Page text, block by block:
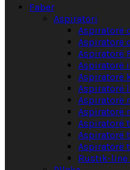
Faber
Aspiratori
Aspiratorë
Aspiratorë
Aspiratorë
Aspiratorë
Aspiratorë
Aspiratorë
Aspiratorë
Aspiratorë
Aspiratorë
Aspiratorë
Aspiratorë
Rustik-line